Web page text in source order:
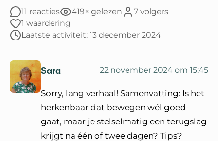
11 reacties 419× gelezen
7 volgers
1 waardering
Laatste activiteit: 13 december 2024
Sara 22 november 2024 om 15:45
Sorry, lang verhaal! Samenvatting: Is het
herkenbaar dat bewegen wél goed
gaat, maar je stelselmatig een terugslag
krijgt na één of twee dagen? Tips?